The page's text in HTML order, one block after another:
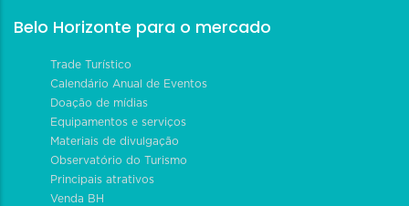
Belo Horizonte para o mercado
Trade Turístico
Calendário Anual de Eventos
Doação de mídias
Equipamentos e serviços
Materiais de divulgação
Observatório do Turismo
Principais atrativos
Venda BH